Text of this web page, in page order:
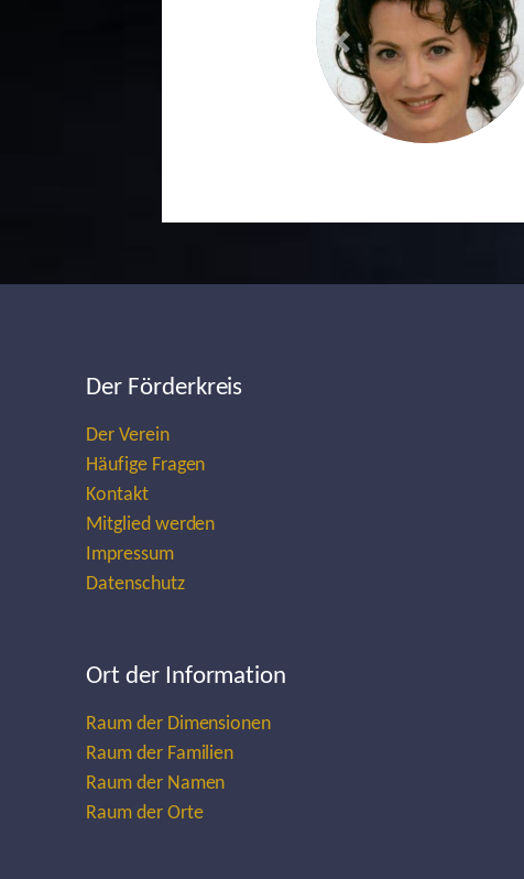
Previous
Der Förderkreis
Der Verein
Häufige Fragen
Kontakt
Mitglied werden
Impressum
Datenschutz
Ort der Information
Raum der Dimensionen
Raum der Familien
Raum der Namen
Raum der Orte